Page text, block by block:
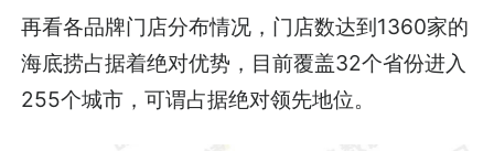
再看各品牌门店分布情况，门店数达到1360家的
海底捞占据着绝对优势，目前覆盖32个省份进入
255个城市，可谓占据绝对领先地位。